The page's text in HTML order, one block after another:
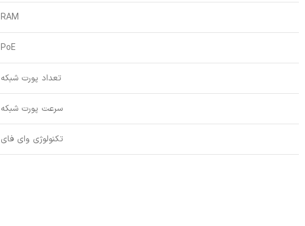
RAM
PoE
تعداد پورت شبکه
سرعت پورت شبکه
تکنولوژی وای فای